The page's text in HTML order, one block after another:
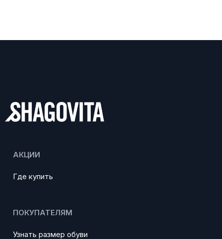
АКЦИИ
Где купить
ПОКУПАТЕЛЯМ
Узнать размер обуви